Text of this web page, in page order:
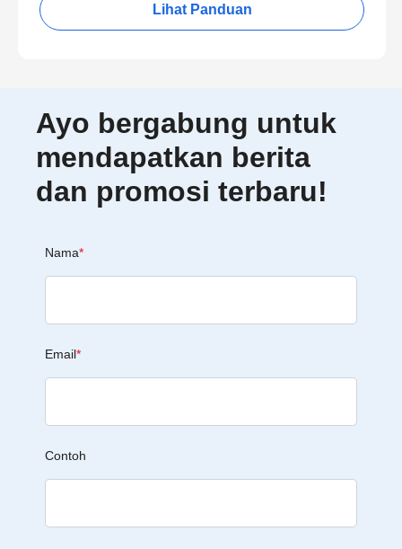
Lihat Panduan
Ayo bergabung untuk
mendapatkan berita
dan promosi terbaru!
Nama*
Email*
Contoh